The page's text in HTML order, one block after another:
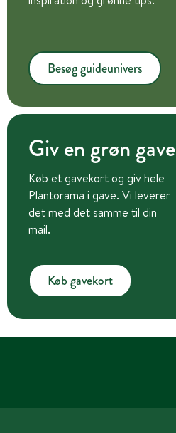
Besøg guideunivers
Giv en grøn gave
Køb et gavekort og giv hele
Plantorama i gave. Vi leverer
det med det samme til din
mail.
Køb gavekort